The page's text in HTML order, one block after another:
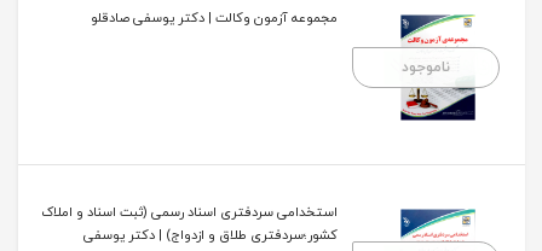
ناموجود
مجموعه آزمون وکالت | دکتر یوسفی صادقلو
استخدامی سردفتری اسناد رسمی (ثبت اسناد و املاک
کشور؛سردفتری طلاق و ازدواج) | دکتر یوسفی